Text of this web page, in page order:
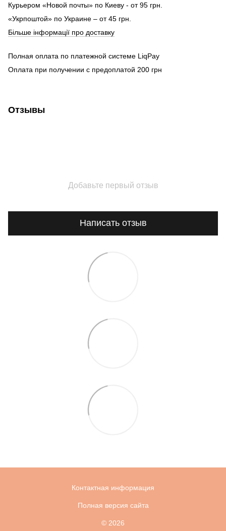
Курьером «Новой почты» по Киеву - от 95 грн.
«Укрпоштой» по Украине – от 45 грн.
Більше інформації про доставку
Полная оплата по платежной системе LiqPay
Оплата при получении с предоплатой 200 грн
Отзывы
Добавьте первый отзыв
Написать отзыв
Контактная информация
Полная версия сайта
© 2026